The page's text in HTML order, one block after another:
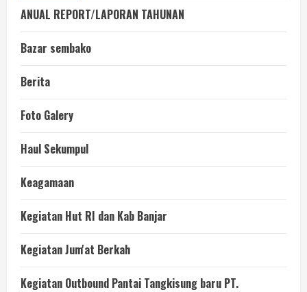
ANUAL REPORT/LAPORAN TAHUNAN
Bazar sembako
Berita
Foto Galery
Haul Sekumpul
Keagamaan
Kegiatan Hut RI dan Kab Banjar
Kegiatan Jum'at Berkah
Kegiatan Outbound Pantai Tangkisung baru PT.